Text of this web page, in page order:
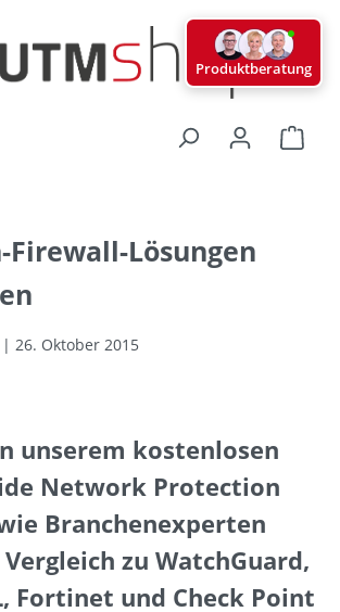
Firewall-Lösungen
26. Oktober 2015
unserem kostenlosen
Network Protection
Branchenexperten
zu WatchGuard,
Fortinet und Check Point
Produktberatung